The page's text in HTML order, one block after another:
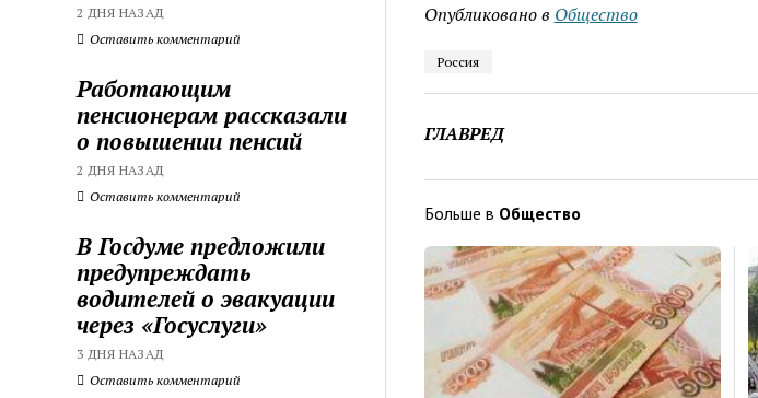
2 ДНЯ НАЗАД
Оставить комментарий
Работающим
пенсионерам рассказали
о повышении пенсий
2 ДНЯ НАЗАД
Оставить комментарий
В Госдуме предложили
предупреждать
водителей о эвакуации
через «Госуслуги»
3 ДНЯ НАЗАД
Оставить комментарий
Опубликовано в Общество
Россия
ГЛАВРЕД
Больше в Общество